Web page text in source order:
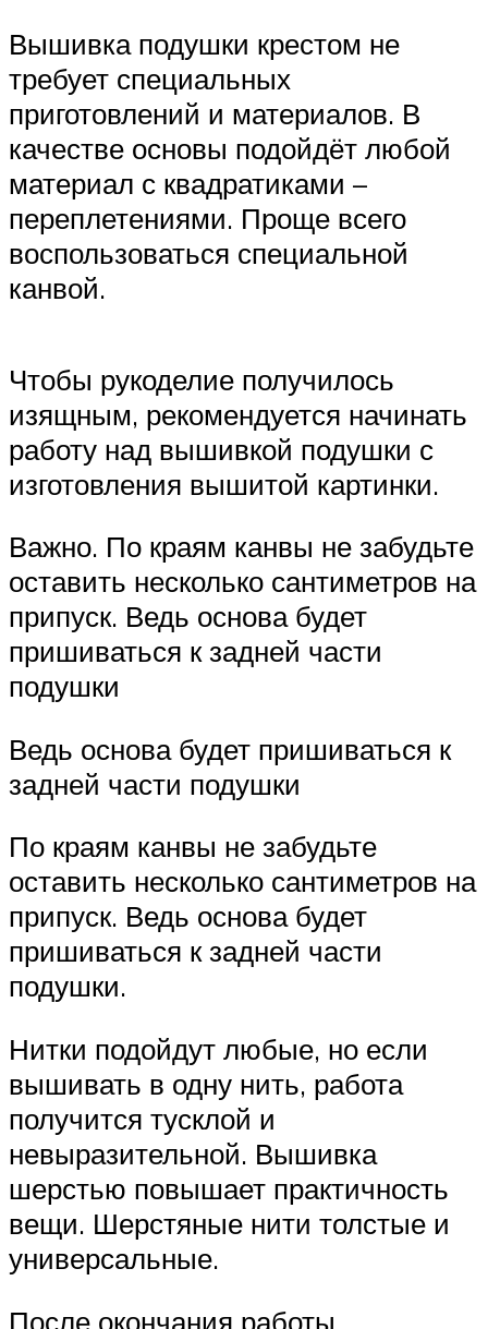
Вышивка подушки крестом не
требует специальных
приготовлений и материалов. В
качестве основы подойдёт любой
материал с квадратиками –
переплетениями. Проще всего
воспользоваться специальной
канвой.
Чтобы рукоделие получилось
изящным, рекомендуется начинать
работу над вышивкой подушки с
изготовления вышитой картинки.
Важно. По краям канвы не забудьте
оставить несколько сантиметров на
припуск. Ведь основа будет
пришиваться к задней части
подушки
Ведь основа будет пришиваться к
задней части подушки
По краям канвы не забудьте
оставить несколько сантиметров на
припуск. Ведь основа будет
пришиваться к задней части
подушки.
Нитки подойдут любые, но если
вышивать в одну нить, работа
получится тусклой и
невыразительной. Вышивка
шерстью повышает практичность
вещи. Шерстяные нити толстые и
универсальные.
После окончания работы